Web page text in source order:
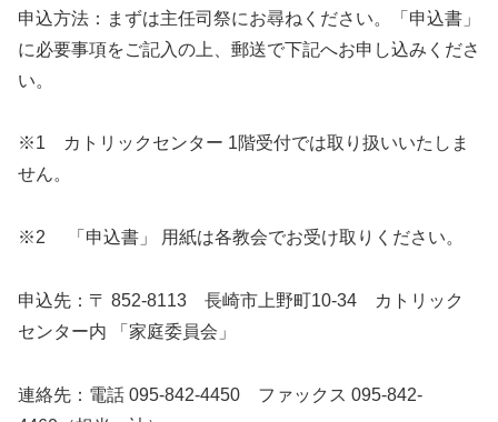
申込方法：まずは主任司祭にお尋ねください。「申込書」
に必要事項をご記入の上、郵送で下記へお申し込みくださ
い。
※1 カトリックセンター 1階受付では取り扱いいたしま
せん。
※2 「申込書」 用紙は各教会でお受け取りください。
申込先：〒 852‐8113 長崎市上野町10-34 カトリック
センター内 「家庭委員会」
連絡先：電話 095‐842‐4450 ファックス 095‐842‐